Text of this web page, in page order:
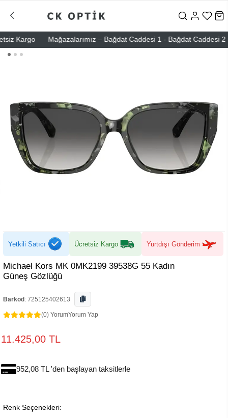
Kargo Mağazalarımız – Bağdat Caddesi 1 - Bağdat Caddesi 2 -
Yetkili Satıcı Ücretsiz Kargo Yurtdışı Gönderim
Michael Kors MK 0MK2199 39538G 55 Kadın
Güneş Gözlüğü
Barkod : 725125402613
(0) YorumYorum Yap
11.425,00 TL
952,08 TL 'den başlayan taksitlerle
Renk Seçenekleri: